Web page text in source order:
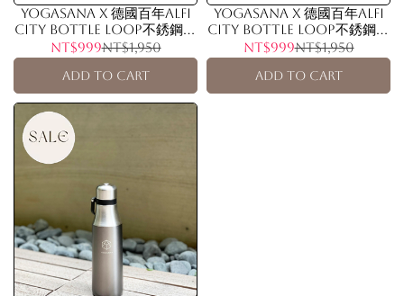
帶 alfi德國百年品牌,顏值品質都
無可挑惕的保溫杯
YOGASANA X 德國百年alfi
City Bottle Loop不銹鋼真
空保溫瓶(alfi原廠台灣授權代
理商出貨) - 玫瑰粉 500ml
NT$999NT$1,950
Add to Cart
帶 alfi德國百年品牌,顏值品質都
無可挑惕的保溫杯
YOGASANA X 德國百年alfi
City Bottle Loop不銹鋼真
空保溫瓶(alfi原廠台灣授權代
理商出貨) - 孔雀藍 500ml
NT$999NT$1,950
Add to Cart